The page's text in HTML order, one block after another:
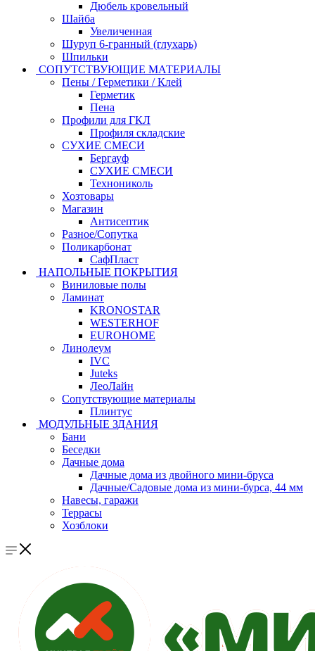
Дюбель кровельный
Шайба
Увеличенная
Шуруп 6-гранный (глухарь)
Шпильки
СОПУТСТВУЮЩИЕ МАТЕРИАЛЫ
Пены / Герметики / Клей
Герметик
Пена
Профили для ГКЛ
Профиля складские
СУХИЕ СМЕСИ
Бергауф
СУХИЕ СМЕСИ
Технониколь
Хозтовары
Магазин
Антисептик
Разное/Сопутка
Поликарбонат
СафПласт
НАПОЛЬНЫЕ ПОКРЫТИЯ
Виниловые полы
Ламинат
KRONOSTAR
WESTERHOF
EUROHOME
Линолеум
IVC
Juteks
ЛеоЛайн
Сопутствующие материалы
Плинтус
МОДУЛЬНЫЕ ЗДАНИЯ
Бани
Беседки
Дачные дома
Дачные дома из двойного мини-бруса
Дачные/Садовые дома из мини-бурса, 44 мм
Навесы, гаражи
Террасы
Хозблоки